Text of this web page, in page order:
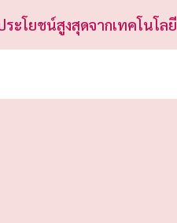
ระโยชน์สูงสุดจากเทคโนโลยี